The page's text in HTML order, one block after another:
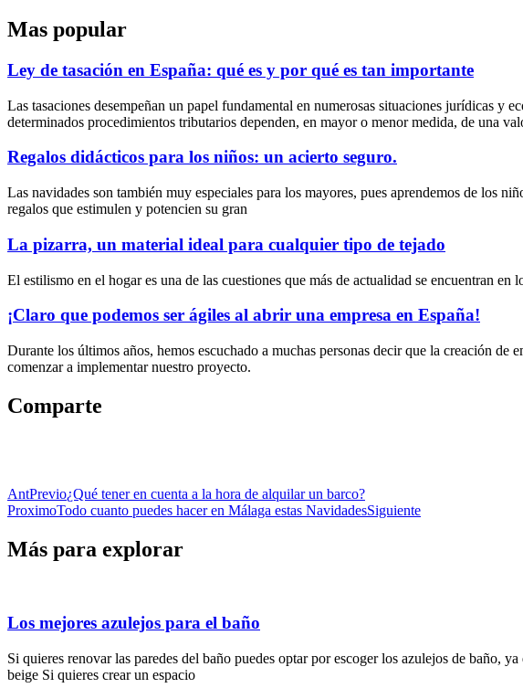
Mas popular
Ley de tasación en España: qué es y por qué es tan importante
Las tasaciones desempeñan un papel fundamental en numerosas situaciones jurídicas
determinados procedimientos tributarios dependen, en mayor o menor medida, de una
Regalos didácticos para los niños: un acierto seguro.
Las navidades son también muy especiales para los mayores, pues aprendemos de los
regalos que estimulen y potencien su gran
La pizarra, un material ideal para cualquier tipo de tejado
El estilismo en el hogar es una de las cuestiones que más de actualidad se encuentran
¡Claro que podemos ser ágiles al abrir una empresa en España!
Durante los últimos años, hemos escuchado a muchas personas decir que la creación de
comenzar a implementar nuestro proyecto.
Comparte
AntPrevio¿Qué tener en cuenta a la hora de alquilar un barco?
ProximoTodo cuanto puedes hacer en Málaga estas NavidadesSiguiente
Más para explorar
Los mejores azulejos para el baño
Si quieres renovar las paredes del baño puedes optar por escoger los azulejos de baño,
beige Si quieres crear un espacio